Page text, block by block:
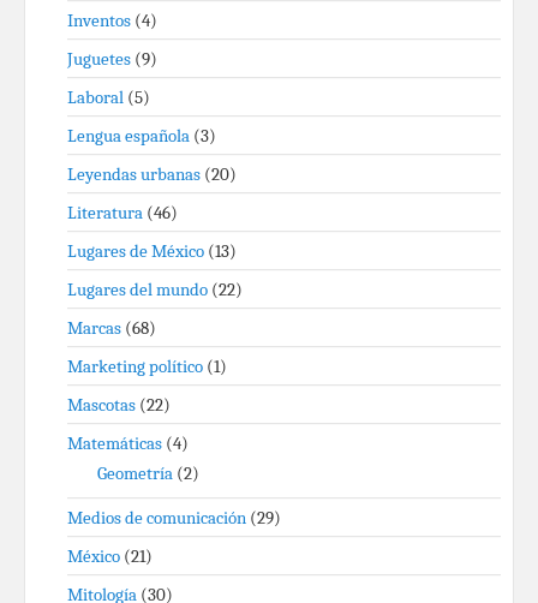
Inventos (4)
Juguetes (9)
Laboral (5)
Lengua española (3)
Leyendas urbanas (20)
Literatura (46)
Lugares de México (13)
Lugares del mundo (22)
Marcas (68)
Marketing político (1)
Mascotas (22)
Matemáticas (4)
Geometría (2)
Medios de comunicación (29)
México (21)
Mitología (30)